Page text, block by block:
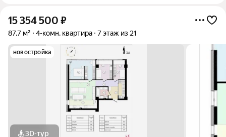
15 354 500 ₽
87,7 м² 4-комн. квартира 7 этаж из 21
новостройка
3D-тур